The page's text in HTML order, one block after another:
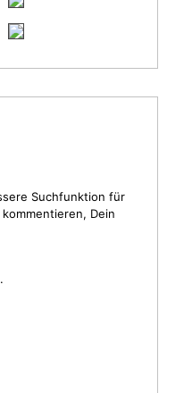
Suchfunktion für
Dein